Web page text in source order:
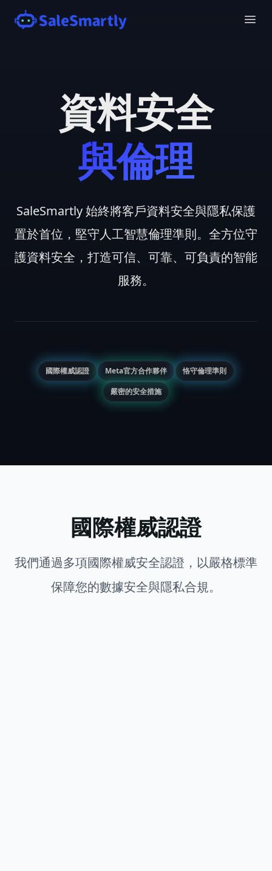
資料安全
與倫理
SaleSmartly 始終將客戶資料安全與隱私保護
置於首位，堅守人工智慧倫理準則。全方位守
護資料安全，打造可信、可靠、可負責的智能
服務。
國際權威認證 Meta官方合作夥伴
恪守倫理準則
嚴密的安全措施
國際權威認證
我們通過多項國際權威安全認證，以嚴格標準
保障您的數據安全與隱私合規。